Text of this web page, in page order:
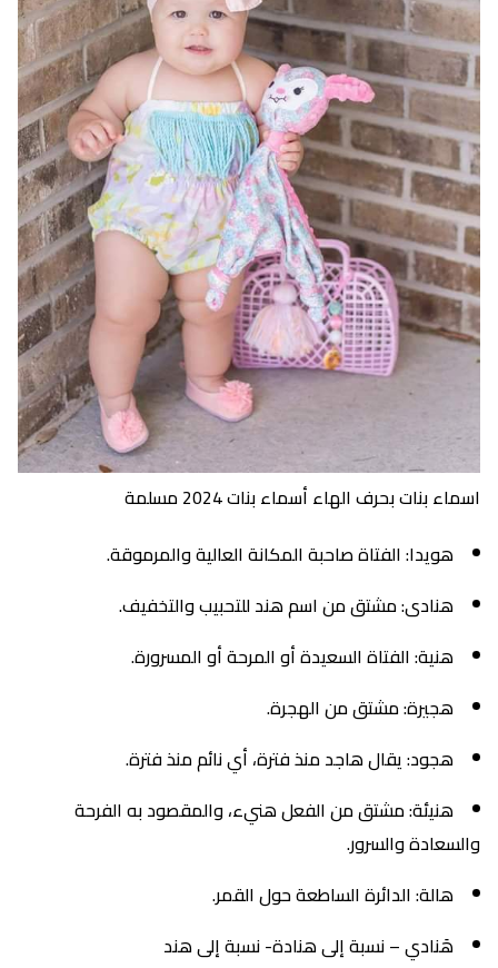
اسماء بنات بحرف الهاء أسماء بنات 2024 مسلمة
هويدا: الفتاة صاحبة المكانة العالية والمرموقة.
هنادى: مشتق من اسم هند للتحبيب والتخفيف.
هنية: الفتاة السعيدة أو المرحة أو المسرورة.
هجيرة: مشتق من الهجرة.
هجود: يقال هاجد منذ فترة، أي نائم منذ فترة.
هنيئة: مشتق من الفعل هنيء، والمقصود به الفرحة
والسعادة والسرور.
هالة: الدائرة الساطعة حول القمر.
هَنادي – نسبة إلى هنادة- نسبة إلى هند